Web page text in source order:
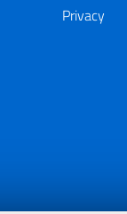
Privacy